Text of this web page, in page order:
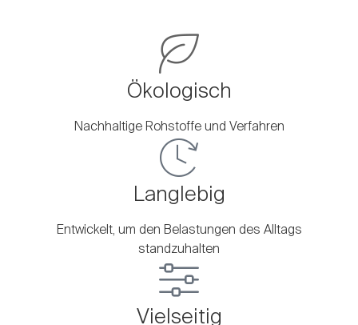
Ökologisch
Nachhaltige Rohstoffe und Verfahren
Langlebig
Entwickelt, um den Belastungen des Alltags
standzuhalten
Vielseitig